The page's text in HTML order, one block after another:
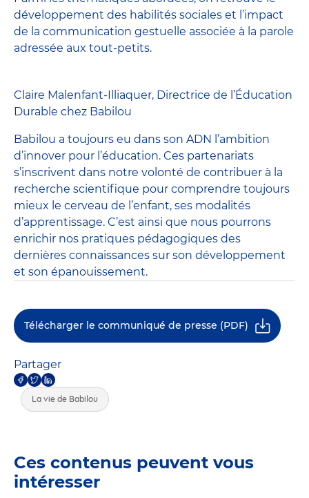
développement des habilités sociales et l’impact
de la communication gestuelle associée à la parole
adressée aux tout-petits.
Claire Malenfant-Illiaquer, Directrice de l’Éducation
Durable chez Babilou
Babilou a toujours eu dans son ADN l’ambition
d’innover pour l’éducation. Ces partenariats
s’inscrivent dans notre volonté de contribuer à la
recherche scientifique pour comprendre toujours
mieux le cerveau de l’enfant, ses modalités
d’apprentissage. C’est ainsi que nous pourrons
enrichir nos pratiques pédagogiques des
dernières connaissances sur son développement
et son épanouissement.
Télécharger le communiqué de presse (PDF)
Partager
La vie de Babilou
Ces contenus peuvent vous
intéresser